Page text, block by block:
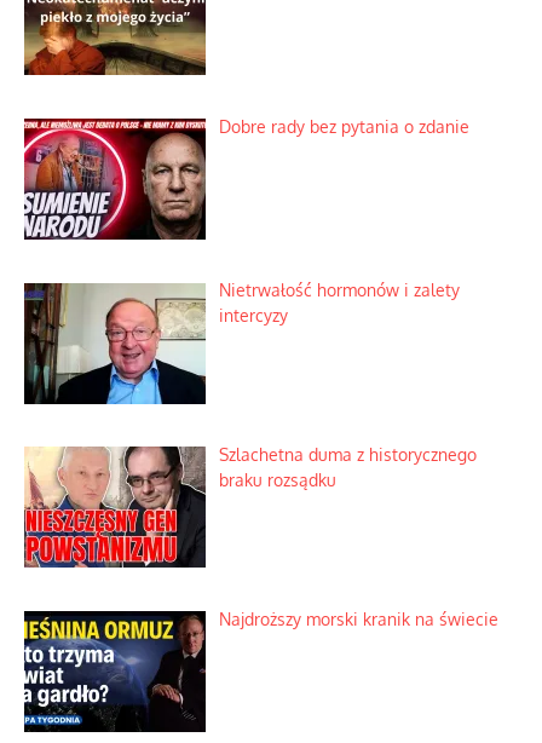
Dobre rady bez pytania o zdanie
Nietrwałość hormonów i zalety
intercyzy
Szlachetna duma z historycznego
braku rozsądku
Najdroższy morski kranik na świecie